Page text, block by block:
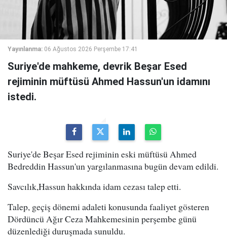
Yayınlanma: 06 Ağustos 2026 Perşembe 17:41
Suriye'de mahkeme, devrik Beşar Esed
rejiminin müftüsü Ahmed Hassun'un idamını
istedi.
Suriye'de Beşar Esed rejiminin eski müftüsü Ahmed
Bedreddin Hassun'un yargılanmasına bugün devam edildi.
Savcılık,Hassun hakkında idam cezası talep etti.
Talep, geçiş dönemi adaleti konusunda faaliyet gösteren
Dördüncü Ağır Ceza Mahkemesinin perşembe günü
düzenlediği duruşmada sunuldu.